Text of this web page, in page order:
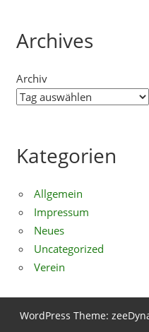
Archives
Archiv
Kategorien
Allgemein
Impressum
Neues
Uncategorized
Verein
WordPress Theme: